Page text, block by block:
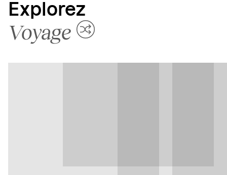
Explorez
Voyage